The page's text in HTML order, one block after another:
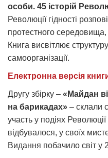
особи. 45 історій
Революції гідності
протестного середовища,
Книга висвітлює
самоорганізації.
Електронна версія
Другу збірку – «Майдан
на барикадах» – склали
участь у подіях
відбувалося, у своїх
Видання побачило світ у